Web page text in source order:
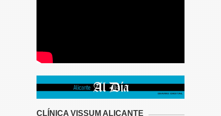
CLÍNICA VISSUM ALICANTE